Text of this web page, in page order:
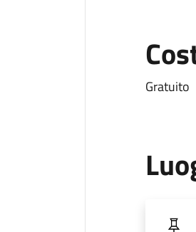
Gratuito